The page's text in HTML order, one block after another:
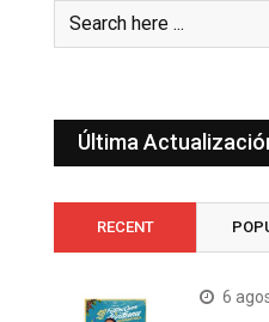
Última
RECENT
6